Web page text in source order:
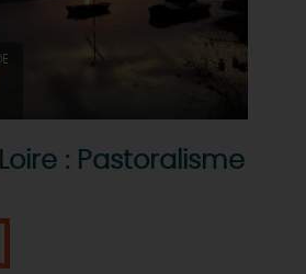
: Pastoralisme